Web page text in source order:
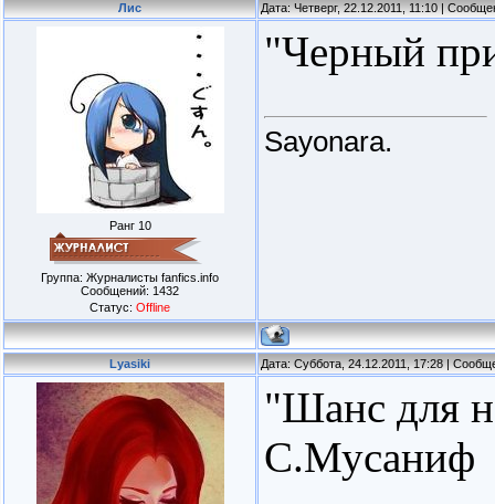
Лис Дата: Четверг, 22.12.2011, 11:10 |
Ранг 10
Группа: Журналисты fanfics.info
Сообщений: 1432
Статус: Offline
"Черный
Sayonara.
Lyasiki Дата: Суббота, 24.12.2011, 17:28 |
"Шанс для
С.Мусаниф